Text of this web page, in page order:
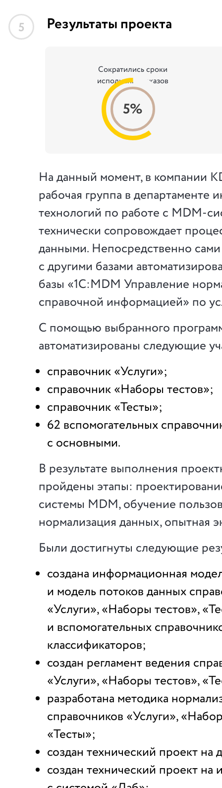
5 Результаты проекта
Сократились сроки
исполнения заказов
5%
На данный момент, в компании
рабочая группа в
технологий по работе с MDM-
технически сопровождает
данными. Непосредственно
с другими базами
базы «1С:MDM Управление
справочной информацией» по
С помощью выбранного
автоматизированы следующие
справочник «Услуги»;
справочник «Наборы тестов»;
справочник «Тесты»;
62 вспомогательных
с основными.
В результате выполнения
пройдены этапы:
системы MDM, обучение
нормализация данных, опытная
Были достигнуты следующие
создана информационная
и модель потоков данных
«Услуги», «Наборы тестов»,
и вспомогательных
классификаторов;
создан регламент ведения
«Услуги», «Наборы тестов»,
разработана методика
справочников «Услуги»,
«Тесты»;
создан технический проект на
создан технический проект на